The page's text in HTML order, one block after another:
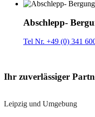
Abschlepp-
Tel Nr. +49 (0) 341
Ihr zuverlässiger
Leipzig und Umgebung